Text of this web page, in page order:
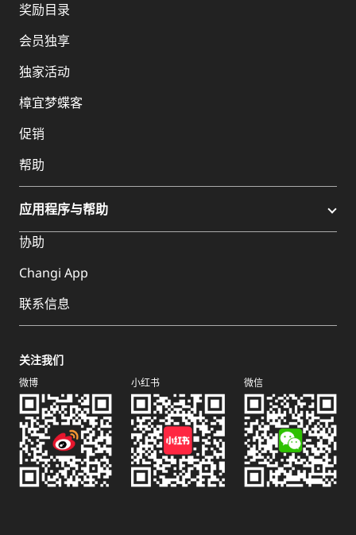
奖励目录
会员独享
独家活动
樟宜梦蝶客
促销
帮助
应用程序与帮助
协助
Changi App
联系信息
关注我们
微博 小红书 微信